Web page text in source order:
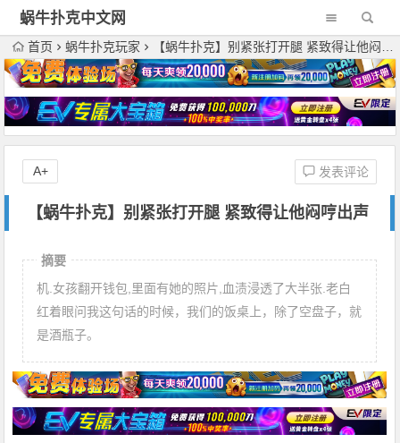
蜗牛扑克中文网
首页 蜗牛扑克玩家 【蜗牛扑克】别紧张打开腿 紧致得让他闷哼出声
【蜗牛扑克】别紧张打开腿 紧致得让他闷哼出声
发表评论
A+
摘要
机.女孩翻开钱包,里面有她的照片,血渍浸透了大半张.老白
红着眼问我这句话的时候，我们的饭桌上，除了空盘子，就
是酒瓶子。